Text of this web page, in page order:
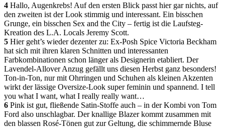
4 Hallo, Augenkrebs! Auf den ersten Blick passt hier gar nichts, auf
den zweiten ist der Look stimmig und interessant. Ein bisschen
Grunge, ein bisschen Sex and the City – fertig ist die Laufsteg-
Kreation des L.A. Locals Jeremy Scott.
5 Hier geht’s wieder dezenter zu: Ex-Posh Spice Victoria Beckham
hat sich mit ihren klaren Schnitten und interessanten
Farbkombinationen schon länger als Designerin etabliert. Der
Lavendel-Allover Anzug gefällt uns diesen Herbst ganz besonders!
Ton-in-Ton, nur mit Ohrringen und Schuhen als kleinen Akzenten
wirkt der lässige Oversize-Look super feminin und spannend. I tell
you what I want, what I really really want…
6 Pink ist gut, fließende Satin-Stoffe auch – in der Kombi von Tom
Ford also unschlagbar. Der knallige Blazer kommt zusammen mit
den blassen Rosé-Tönen gut zur Geltung, die schimmernde Bluse